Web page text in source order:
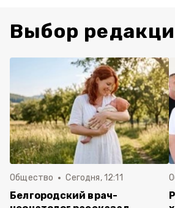
Выбор
Общество Сегодня, 12:11
Белгородский врач-